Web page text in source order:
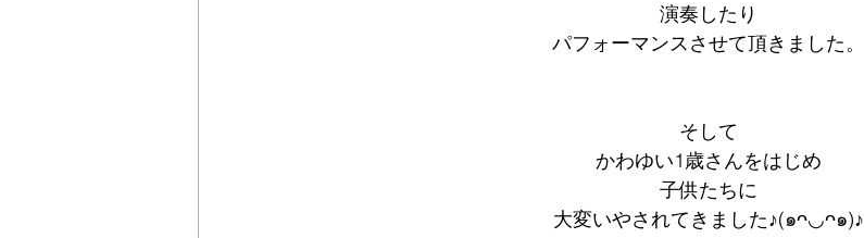
演奏したり
パフォーマンスさせて頂きました。
そして
かわゆい1歳さんをはじめ
子供たちに
大変いやされてきました♪(๑ᴖ◡ᴖ๑)♪